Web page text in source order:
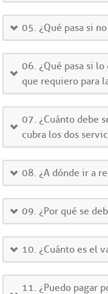
05. ¿Qué pasa si
06. ¿Qué pasa si
que requiero para
07. ¿Cuánto debe
cubra los dos
08. ¿A dónde ir a
09. ¿Por qué se
10. ¿Cuánto es el
11. ¿Puedo pagar